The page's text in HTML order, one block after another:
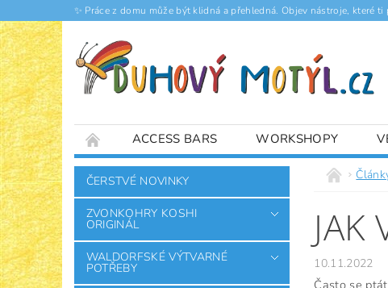
✨ Práce z domu může být klidná a přehledná. Objev nástroje, které
ACCESS BARS WORKSHOPY
ČLÁNKY
ČERSTVÉ NOVINKY
ZVONKOHRY KOSHI
ORIGINÁL
WALDORFSKÉ VÝTVARNÉ
POTŘEBY
JAK
10.11.2022
Často se